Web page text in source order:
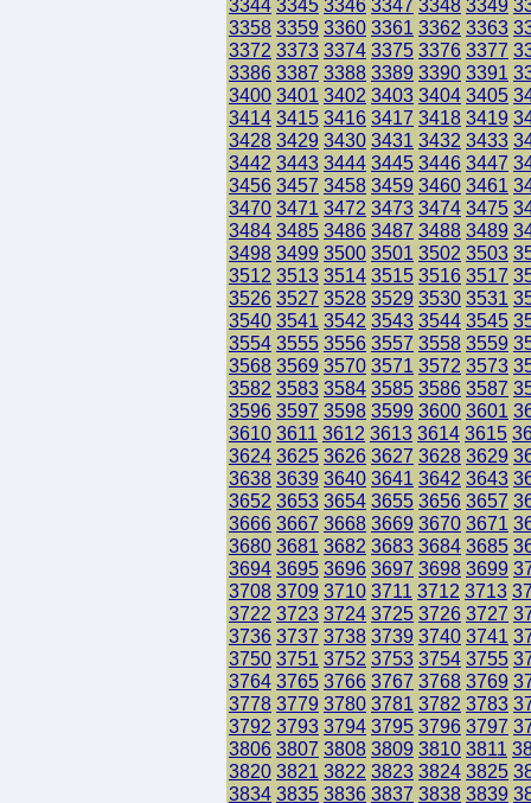
3344 3345 3346 3347 3348 3349
3358 3359 3360 3361 3362 3363
3372 3373 3374 3375 3376 3377
3386 3387 3388 3389 3390 3391
3400 3401 3402 3403 3404 3405
3414 3415 3416 3417 3418 3419
3428 3429 3430 3431 3432 3433
3442 3443 3444 3445 3446 3447
3456 3457 3458 3459 3460 3461
3470 3471 3472 3473 3474 3475
3484 3485 3486 3487 3488 3489
3498 3499 3500 3501 3502 3503
3512 3513 3514 3515 3516 3517
3526 3527 3528 3529 3530 3531
3540 3541 3542 3543 3544 3545
3554 3555 3556 3557 3558 3559
3568 3569 3570 3571 3572 3573
3582 3583 3584 3585 3586 3587
3596 3597 3598 3599 3600 3601
3610 3611 3612 3613 3614 3615
3624 3625 3626 3627 3628 3629
3638 3639 3640 3641 3642 3643
3652 3653 3654 3655 3656 3657
3666 3667 3668 3669 3670 3671
3680 3681 3682 3683 3684 3685
3694 3695 3696 3697 3698 3699
3708 3709 3710 3711 3712 3713
3722 3723 3724 3725 3726 3727
3736 3737 3738 3739 3740 3741
3750 3751 3752 3753 3754 3755
3764 3765 3766 3767 3768 3769
3778 3779 3780 3781 3782 3783
3792 3793 3794 3795 3796 3797
3806 3807 3808 3809 3810 3811
3820 3821 3822 3823 3824 3825
3834 3835 3836 3837 3838 3839